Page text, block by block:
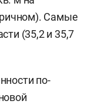
Самые
(35,2 и 35,7
по-